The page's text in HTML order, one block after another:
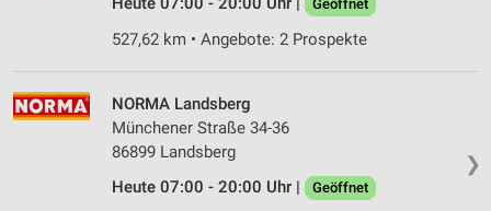
Geöffnet
527,62 km • Angebote: 2 Prospekte
❯
NORMA Landsberg
Münchener Straße 34-36
86899 Landsberg
Heute 07:00 - 20:00 Uhr |
Geöffnet